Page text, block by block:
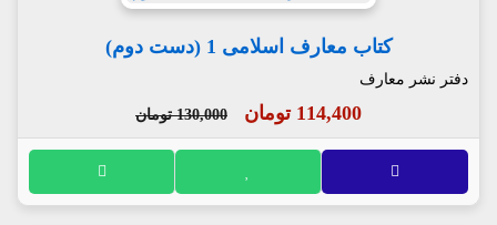
کتاب معارف اسلامی 1 (دست دوم)
دفتر نشر معارف
114,400 تومان 130,000 تومان